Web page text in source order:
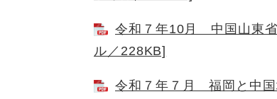
令和７年10月 中国山東省
ル／228KB]
令和７年７月 福岡と中国